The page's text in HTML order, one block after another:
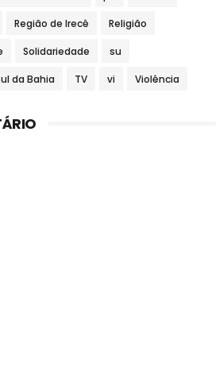
Região de Irecê Religião
Solidariedade su
da Bahia TV vi Violência